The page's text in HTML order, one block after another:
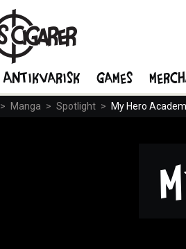
> Manga > Spotlight > My Hero
Antikvarisk Games